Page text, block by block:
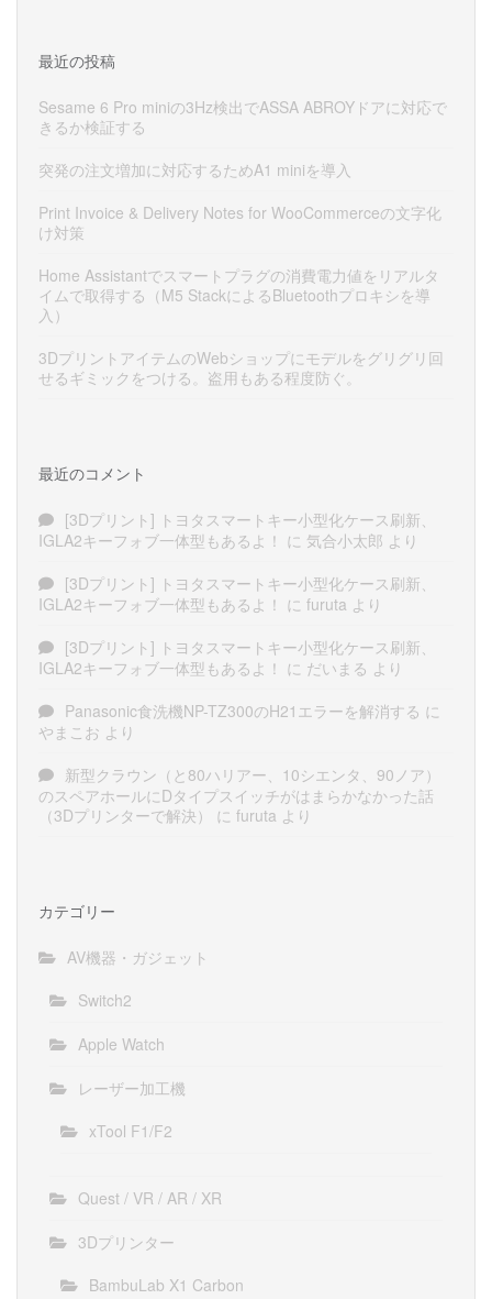
最近の投稿
Sesame 6 Pro miniの3Hz検出でASSA ABROYドアに対応で
きるか検証する
突発の注文増加に対応するためA1 miniを導入
Print Invoice & Delivery Notes for WooCommerceの文字化
け対策
Home Assistantでスマートプラグの消費電力値をリアルタ
イムで取得する（M5 StackによるBluetoothプロキシを導
入）
3DプリントアイテムのWebショップにモデルをグリグリ回
せるギミックをつける。盗用もある程度防ぐ。
最近のコメント
[3Dプリント] トヨタスマートキー小型化ケース刷新、
IGLA2キーフォブ一体型もあるよ！ に 気合小太郎 より
[3Dプリント] トヨタスマートキー小型化ケース刷新、
IGLA2キーフォブ一体型もあるよ！ に furuta より
[3Dプリント] トヨタスマートキー小型化ケース刷新、
IGLA2キーフォブ一体型もあるよ！ に だいまる より
Panasonic食洗機NP-TZ300のH21エラーを解消する に
やまこお より
新型クラウン（と80ハリアー、10シエンタ、90ノア）
のスペアホールにDタイプスイッチがはまらかなかった話
（3Dプリンターで解決）
に furuta より
カテゴリー
AV機器・ガジェット
Switch2
Apple Watch
レーザー加工機
xTool F1/F2
Quest / VR / AR / XR
3Dプリンター
BambuLab X1 Carbon